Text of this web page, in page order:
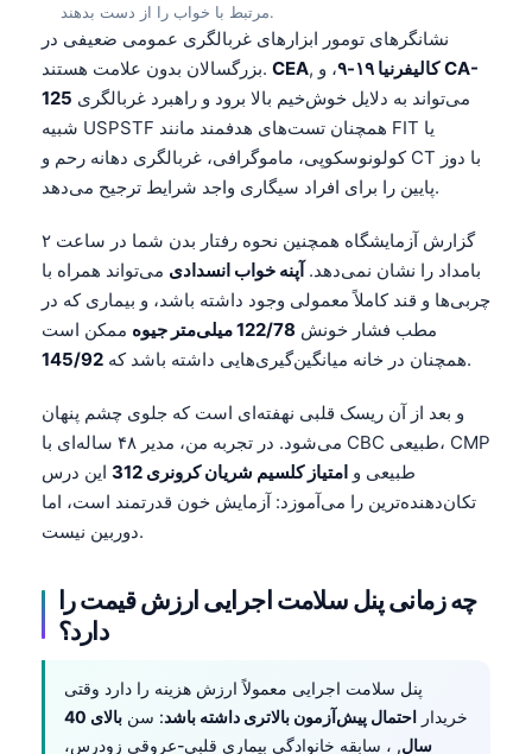
مرتبط با خواب را از دست بدهند.
نشانگرهای تومور ابزارهای غربالگری عمومی ضعیفی در
بزرگسالان بدون علامت هستند. CEA, کالیفرنیا ۱۹-۹، وCA-
125
شبیه USPSTF همچنان تست‌های هدفمند مانند FIT یا
کولونوسکوپی، ماموگرافی، غربالگری دهانه رحم و CT با دوز
پایین را برای افراد سیگاری واجد شرایط ترجیح می‌دهد.
گزارش آزمایشگاه همچنین نحوه رفتار بدن شما در ساعت ۲
بامداد را نشان نمی‌دهد.آپنه خواب انسدادی می‌تواند همراه با
چربی‌ها و قند کاملاً معمولی وجود داشته باشد، و بیماری که در
مطب فشار خونش 122/78 میلی‌متر جیوه
ممکن است
همچنان در خانه میانگین‌گیری‌هایی داشته باشد که 145/92 .
و بعد از آن ریسک قلبی نهفته‌ای است که جلوی چشم پنهان
می‌شود. در تجربه من، مدیر ۴۸ ساله‌ای با CBC طبیعی، CMP
طبیعی و امتیاز کلسیم شریان کرونری 312
این درس
تکان‌دهنده‌ترین را می‌آموزد: آزمایش خون قدرتمند است، اما
دوربین نیست.
چه زمانی پنل سلامت اجرایی ارزش قیمت را
دارد؟
پنل سلامت اجرایی معمولاً ارزش هزینه را دارد وقتی
خریدار احتمال پیش‌آزمون بالاتری داشته باشد: سن
بالای 40
سال, ، سابقه خانوادگی بیماری قلبی-عروقی زودرس،